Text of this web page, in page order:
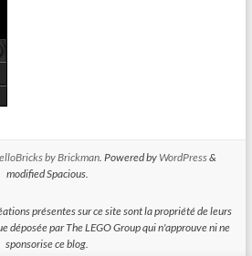
by Brickman. Powered by WordPress&
modified Spacious.
présentes sur ce site sont la propriété de leurs
déposée par The LEGO Group qui n'approuve ni ne
sponsorise ce blog.